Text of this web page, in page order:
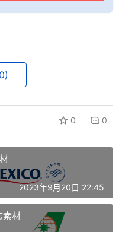
0 0
2023年9月20日 22:45
素材